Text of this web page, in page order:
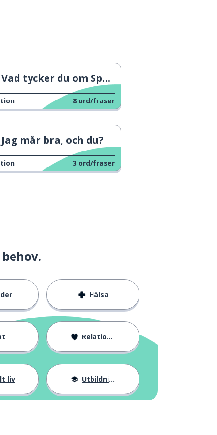
Vad tycker du om Spanien? 1
8 ord/fraser
Jag mår bra, och du?
3 ord/fraser
Hälsa
Relationer
liv Utbildning